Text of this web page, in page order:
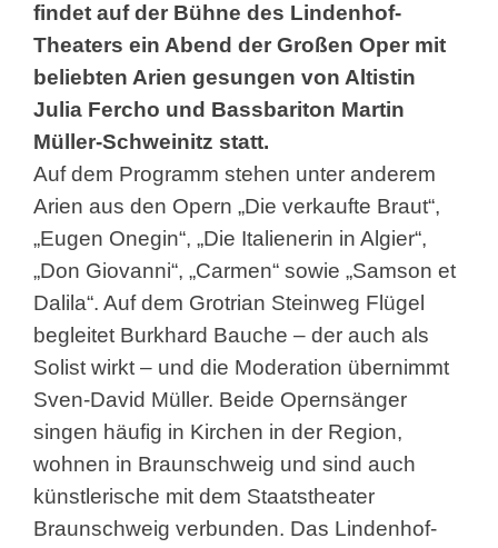
findet auf der Bühne des Lindenhof-
Theaters ein Abend der Großen Oper mit
beliebten Arien gesungen von Altistin
Julia Fercho und Bassbariton Martin
Müller-Schweinitz statt.
Auf dem Programm stehen unter anderem
Arien aus den Opern „Die verkaufte Braut“,
„Eugen Onegin“, „Die Italienerin in Algier“,
„Don Giovanni“, „Carmen“ sowie „Samson et
Dalila“. Auf dem Grotrian Steinweg Flügel
begleitet Burkhard Bauche – der auch als
Solist wirkt – und die Moderation übernimmt
Sven-David Müller. Beide Opernsänger
singen häufig in Kirchen in der Region,
wohnen in Braunschweig und sind auch
künstlerische mit dem Staatstheater
Braunschweig verbunden. Das Lindenhof-